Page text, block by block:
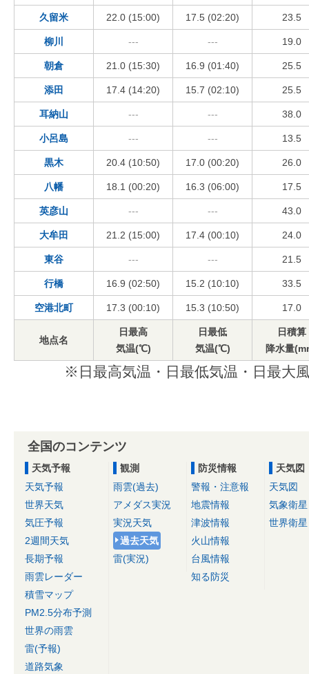
久留米 22.0 (15:00) 17.5 (02:20) 23.5
柳川 --- --- 19.0
朝倉 21.0 (15:30) 16.9 (01:40) 25.5
添田 17.4 (14:20) 15.7 (02:10) 25.5
耳納山 --- --- 38.0
小呂島 --- --- 13.5
黒木 20.4 (10:50) 17.0 (00:20) 26.0
八幡 18.1 (00:20) 16.3 (06:00) 17.5
英彦山 --- --- 43.0
大牟田 21.2 (15:00) 17.4 (00:10) 24.0
東谷 --- --- 21.5
行橋 16.9 (02:50) 15.2 (10:10) 33.5
空港北町 17.3 (00:10) 15.3 (10:50) 17.0
地点名
日最高
気温(℃)
日最低
気温(℃)
日積算
降水量
※日最高気温・日最低気温・日最大
全国のコンテンツ
天気予報
天気予報
世界天気
気圧予報
2週間天気
長期予報
雨雲レーダー
積雪マップ
PM2.5分布予測
世界の雨雲
雷(予報)
道路気象
観測
雨雲(過去)
アメダス実況
実況天気
過去天気
雷(実況)
防災情報
警報・注意報
地震情報
津波情報
火山情報
台風情報
知る防災
天気図
天気図
気象衛星
世界衛星